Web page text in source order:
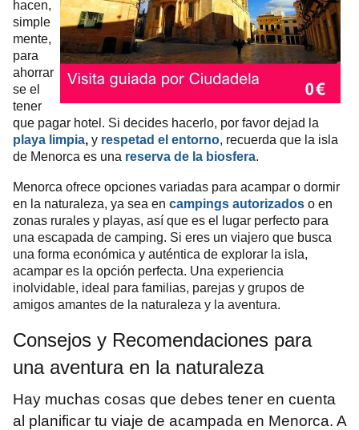
hacen,
simple
mente,
para
ahorrar
se el
tener
que pagar hotel. Si decides hacerlo, por favor dejad la
playa limpia, y respetad el entorno, recuerda que la isla
de Menorca es una reserva de la biosfera.
Menorca ofrece opciones variadas para acampar o dormir
en la naturaleza, ya sea en campings autorizados o en
zonas rurales y playas, así que es el lugar perfecto para
una escapada de camping. Si eres un viajero que busca
una forma económica y auténtica de explorar la isla,
acampar es la opción perfecta. Una experiencia
inolvidable, ideal para familias, parejas y grupos de
amigos amantes de la naturaleza y la aventura.
Consejos y Recomendaciones para
una aventura en la naturaleza
Hay muchas cosas que debes tener en cuenta
al planificar tu viaje de acampada en Menorca. A